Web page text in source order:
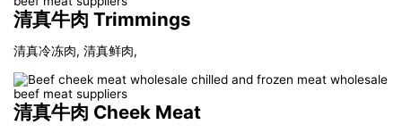
清真牛肉 Trimmings
清真冷冻肉, 清真鲜肉,
清真牛肉 Cheek Meat